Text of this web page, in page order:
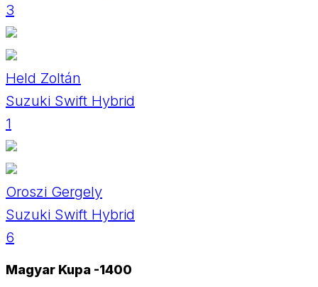
3
Held Zoltán
Suzuki Swift Hybrid
1
Oroszi Gergely
Suzuki Swift Hybrid
6
Magyar Kupa -1400